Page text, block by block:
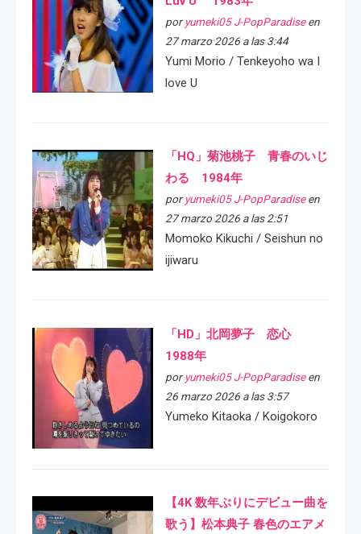
por yumeki05 J-PopParadiseen
27 marzo 2026 a las 3:44
Yumi Morio / Tenkeyoho wa I
love U
「HQ」菊池桃子 青春のいじ
わる 1984年
por yumeki05 J-PopParadiseen
27 marzo 2026 a las 2:51
Momoko Kikuchi / Seishun no
ijiwaru
「HD」北岡夢子 恋心
1988年
por yumeki05 J-PopParadiseen
26 marzo 2026 a las 3:57
Yumeko Kitaoka / Koigokoro
【4K 数年ぶりにデビュー曲を
歌う】松本典子 春色のエアメ